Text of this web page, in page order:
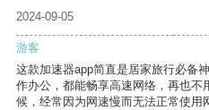
2024-09-05
游客
这款加速器app简直是居家旅行必备
作办公，都能畅享高速网络，再也不
候，经常因为网速慢而无法正常使用